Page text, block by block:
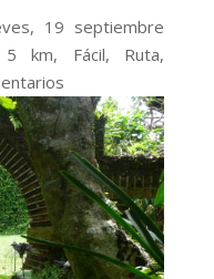
19 septiembre
km, Fácil, Ruta,